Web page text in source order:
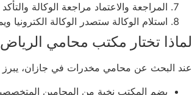
المراجعة والاعتماد مراجعة الوكالة
استلام الوكالة ستصدر الوكالة الكترونيا
لماذا تختار مكتب محامي
عند البحث عن محامي مخدرات في جازان،
يضم المكتب نخبة من المحامين